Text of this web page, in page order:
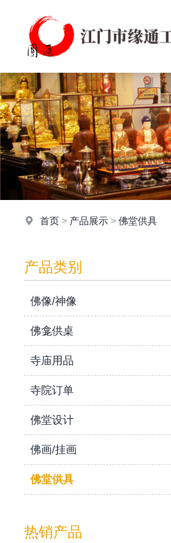
首页 > 产品展示 >佛堂供具
产品类别
佛像/神像
佛龛供桌
寺庙用品
寺院订单
佛堂设计
佛画/挂画
佛堂供具
热销产品